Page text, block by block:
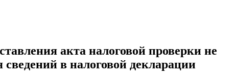
акта налоговой проверки не
в налоговой декларации